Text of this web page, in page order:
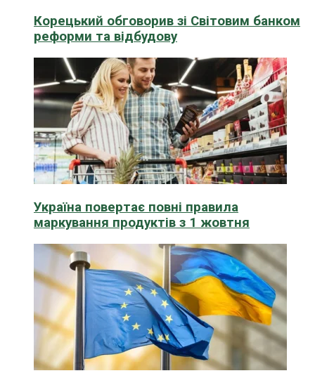
Корецький обговорив зі Світовим банком
реформи та відбудову
Україна повертає повні правила
маркування продуктів з 1 жовтня